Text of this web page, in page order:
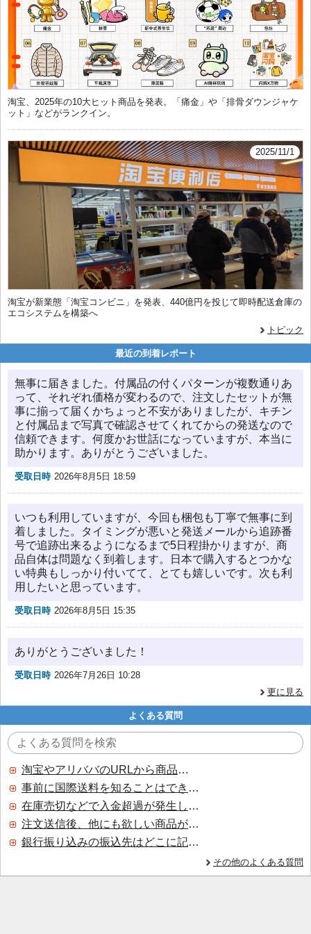
淘宝、2025年の10大ヒット商品を発表。「痛金」や「排骨ダウンジャケ
ット」などがランクイン。
2025/11/1
淘宝が新業態「淘宝コンビニ」を発表、440億円を投じて即時配送倉庫の
エコシステムを構築へ
トピック
最近の到着レポート
無事に届きました。付属品の付くパターンが複数通りあ
って、それぞれ価格が変わるので、注文したセットが無
事に揃って届くかちょっと不安がありましたが、キチン
と付属品まで写真で確認させてくれてからの発送なので
信頼できます。何度かお世話になっていますが、本当に
助かります。ありがとうございました。
受取日時 2026年8月5日 18:59
いつも利用していますが、今回も梱包も丁寧で無事に到
着しました。タイミングが悪いと発送メールから追跡番
号で追跡出来るようになるまで5日程掛かりますが、商
品自体は問題なく到着します。日本で購入するとつかな
い特典もしっかり付いてて、とても嬉しいです。次も利
用したいと思っています。
受取日時 2026年8月5日 15:35
ありがとうございました！
受取日時 2026年7月26日 10:28
更に見る
よくある質問
淘宝やアリババのURLから商品を探すことはできますか？
事前に国際送料を知ることはできますか？
在庫売切などで入金超過が発生した場合はいつ返金されますか？
注文送信後、他にも欲しい商品が見つかった場合、追加注文できますか？
銀行振り込みの振込先はどこに記載されていますか？
その他のよくある質問